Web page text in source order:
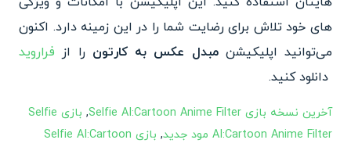
های خود تلاش برایرضایت شما را در این زمینه دارد. اکنون
می‌توانید اپلیکیشنمبدل عکس به کارتون را از فراروید
دانلود کنید.
آخرین نسخه بازی Selfie AI:Cartoon Anime Filter ,
بازی Selfie
AI:Cartoon Anime Filter مود جدید
,
بازی Selfie AI:Cartoon